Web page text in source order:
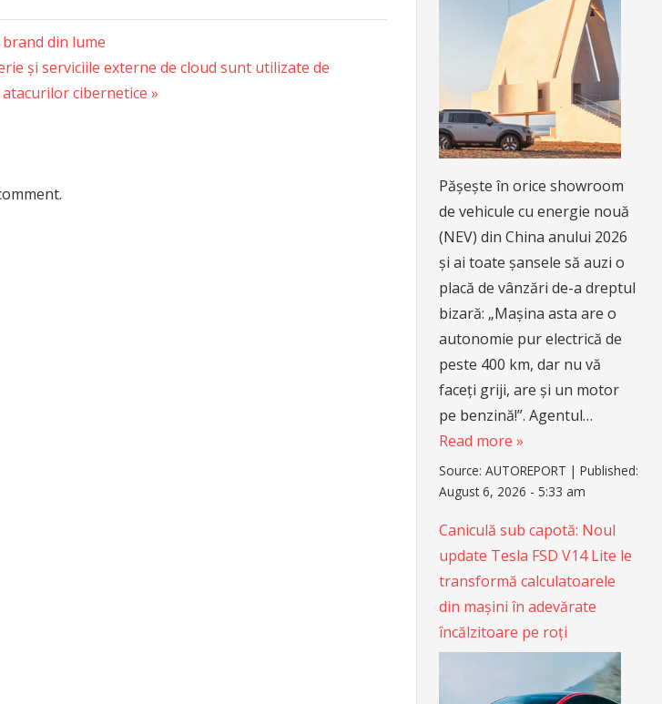
din lume
și serviciile externe de cloud sunt utilizate de
cibernetice
Pășește în orice showroom
de vehicule cu energie nouă
(NEV) din China anului 2026
și ai toate șansele să auzi o
placă de vânzări de-a dreptul
bizară: „Mașina asta are o
autonomie pur electrică de
peste 400 km, dar nu vă
faceți griji, are și un motor
pe benzină!”. Agentul…
Read more »
Source:AUTOREPORT |Published:
August 6, 2026 - 5:33 am
Caniculă sub capotă: Noul
update Tesla FSD V14 Lite le
transformă calculatoarele
din mașini în adevărate
încălzitoare pe roți